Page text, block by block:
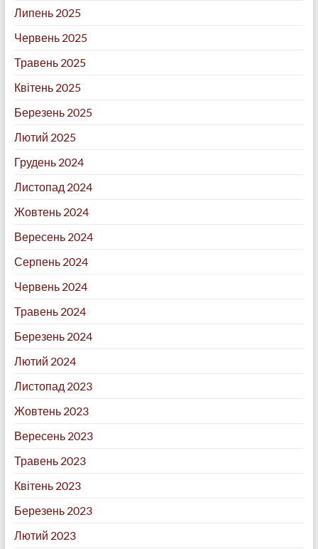
Липень 2025
Червень 2025
Травень 2025
Квітень 2025
Березень 2025
Лютий 2025
Грудень 2024
Листопад 2024
Жовтень 2024
Вересень 2024
Серпень 2024
Червень 2024
Травень 2024
Березень 2024
Лютий 2024
Листопад 2023
Жовтень 2023
Вересень 2023
Травень 2023
Квітень 2023
Березень 2023
Лютий 2023